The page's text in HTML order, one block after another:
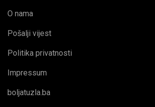
O nama
Pošalji vijest
Politika privatnosti
Impressum
boljatuzla.ba